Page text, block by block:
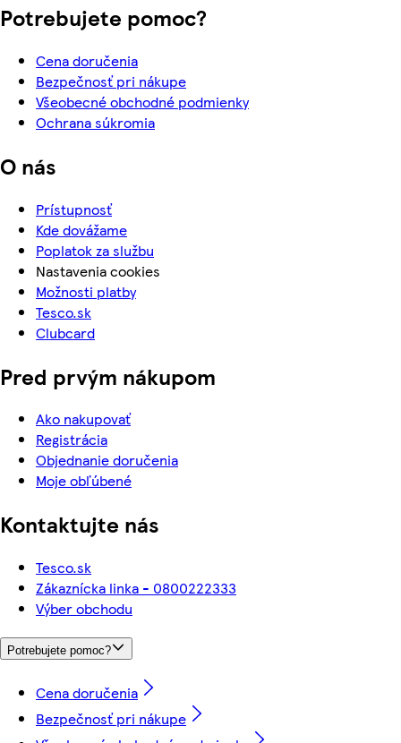
Potrebujete pomoc?
Cena doručenia
Bezpečnosť pri nákupe
Všeobecné obchodné podmienky
Ochrana súkromia
O nás
Prístupnosť
Kde dovážame
Poplatok za službu
Nastavenia cookies
Možnosti platby
Tesco.sk
Clubcard
Pred prvým nákupom
Ako nakupovať
Registrácia
Objednanie doručenia
Moje obľúbené
Kontaktujte nás
Tesco.sk
Zákaznícka linka - 0800222333
Výber obchodu
Potrebujete pomoc?
Cena doručenia
Bezpečnosť pri nákupe